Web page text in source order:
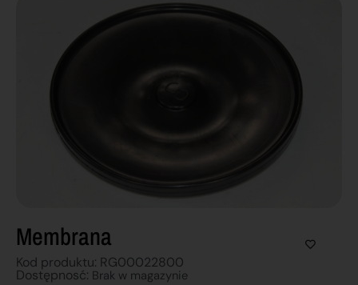
Membrana
Kod produktu: RG00022800
Dostępnosć: Brak w magazynie